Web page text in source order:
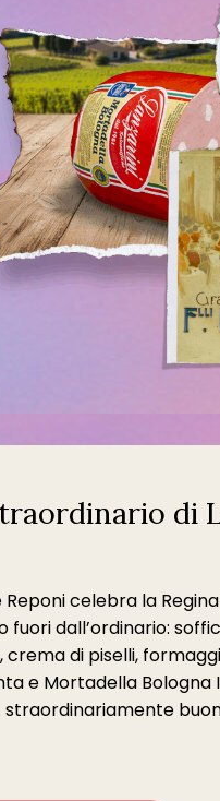
di
Reponi celebra la
fuori dall’ordinario:
crema di piselli,
e Mortadella Bologna
straordinariamente